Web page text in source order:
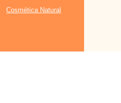
Cosmética Natural